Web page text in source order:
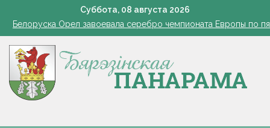
Суббота, 08 августа 2026
101 год — целая эпоха!
Белоруска Орел завоевала серебро чемпионата Европы по
В Жорновке проходит турслёт сотрудников ГКСЭ
Есть комбайнеры-тысячники в «Здравушка-Агро»
101 год — целая эпоха!